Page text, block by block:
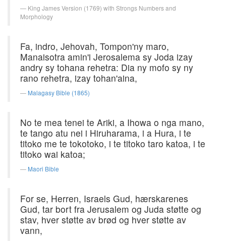
King James Version (1769) with Strongs Numbers and
Morphology
Fa, indro, Jehovah, Tompon'ny maro,
Manaisotra amin'i Jerosalema sy Joda izay
andry sy tohana rehetra: Dia ny mofo sy ny
rano rehetra, izay tohan'aina,
Malagasy Bible (1865)
No te mea tenei te Ariki, a Ihowa o nga mano,
te tango atu nei i Hiruharama, i a Hura, i te
titoko me te tokotoko, i te titoko taro katoa, i te
titoko wai katoa;
Maori Bible
For se, Herren, Israels Gud, hærskarenes
Gud, tar bort fra Jerusalem og Juda støtte og
stav, hver støtte av brød og hver støtte av
vann,